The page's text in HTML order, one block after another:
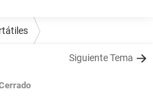
Siguiente Tema